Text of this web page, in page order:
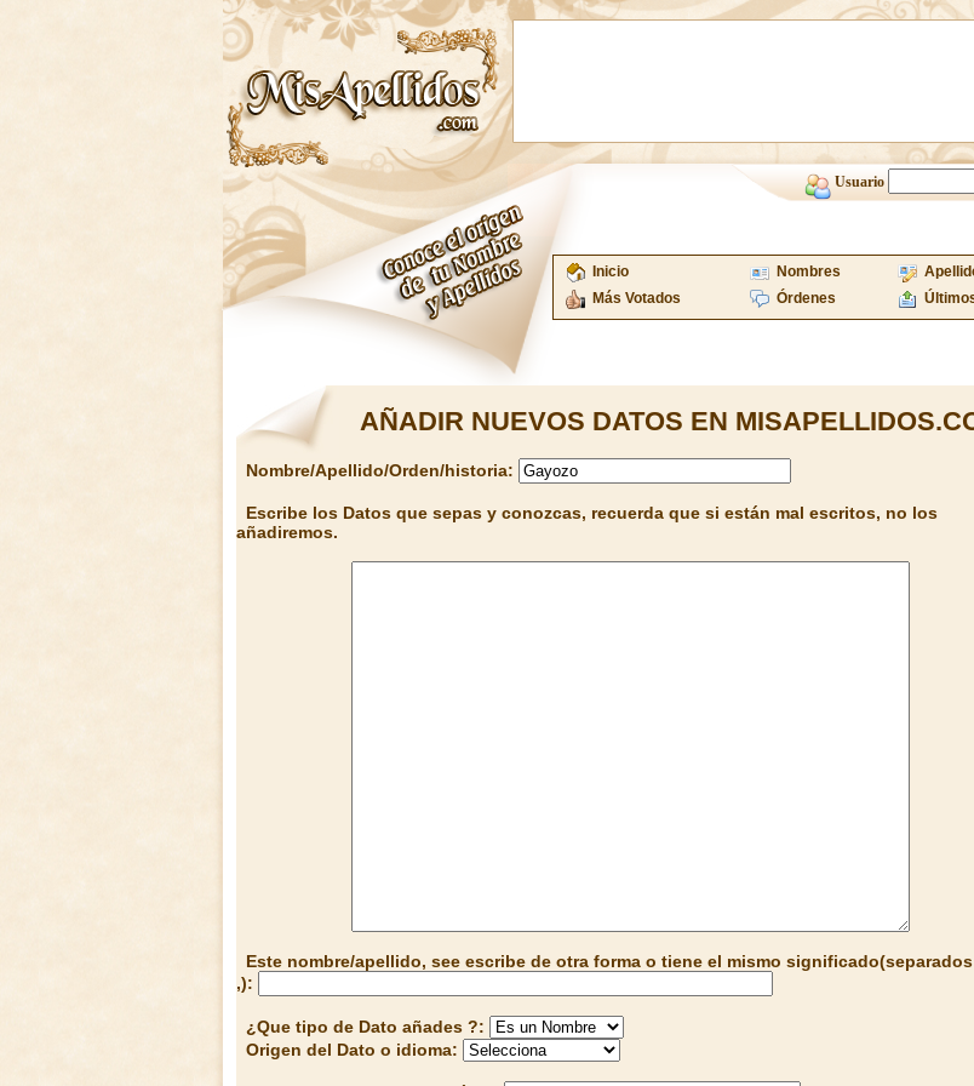
Usuario
Inicio Nombres
Más Votados
Órdenes
AÑADIR NUEVOS DATOS EN
Nombre/Apellido/Orden/historia:
Escribe los Datos que sepas y conozcas, recuerda que si están mal escritos, no los
añadiremos.
Este nombre/apellido, see escribe de otra forma o tiene el mismo
,):
¿Que tipo de Dato añades ?:
Origen del Dato o idioma: